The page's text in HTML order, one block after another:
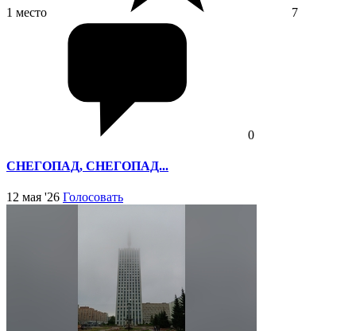
1 место 7
0
СНЕГОПАД, СНЕГОПАД...
12 мая '26 Голосовать